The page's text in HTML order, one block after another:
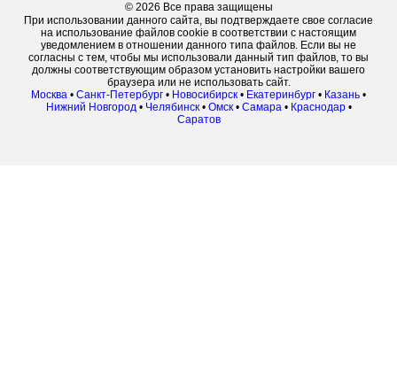
© 2026 Все права защищены
При использовании данного сайта, вы подтверждаете свое согласие
на использование файлов cookie в соответствии с настоящим
уведомлением в отношении данного типа файлов. Если вы не
согласны с тем, чтобы мы использовали данный тип файлов, то вы
должны соответствующим образом установить настройки вашего
браузера или не использовать сайт.
Москва • Санкт-Петербург • Новосибирск • Екатеринбург • Казань •
Нижний Новгород• Челябинск• Омск• Самара• Краснодар•
Саратов